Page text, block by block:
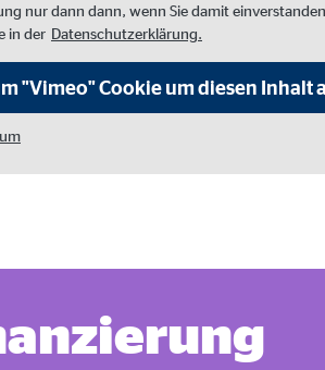
nur dann dann, wenn Sie damit
in der Datenschutzerklärung.
"Vimeo" Cookie um diesen Inhalt
auch in die mögliche Übermittlung Ihrer
Maps | Empfänger: OVB, Google Ireland
| Empfänger: OVB, Google Ireland Ltd.
youtube